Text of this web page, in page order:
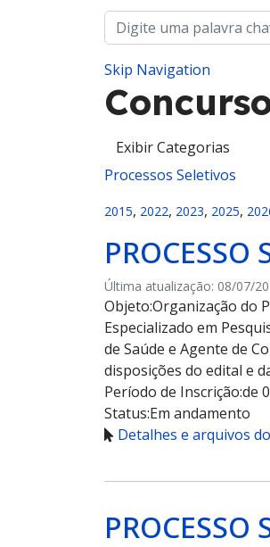
Skip Navigation
Processos Seletivos
2015, 2022, 2023, 2025,
Última atualização: 08/07/
Objeto:Organização do
Especializado em
de Saúde e Agente de
disposições do edital e
Período de Inscrição:de
Status:Em andamento
Detalhes e arquivos